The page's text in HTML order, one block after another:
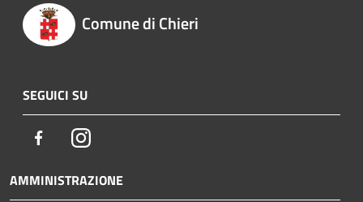
Comune di Chieri
SEGUICI SU
FacebookInstagram
AMMINISTRAZIONE